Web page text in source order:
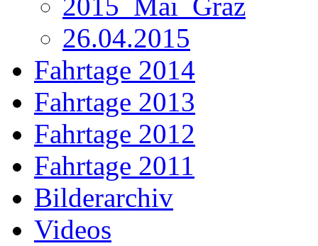
2015_Mai_Graz
26.04.2015
Fahrtage 2014
Fahrtage 2013
Fahrtage 2012
Fahrtage 2011
Bilderarchiv
Videos